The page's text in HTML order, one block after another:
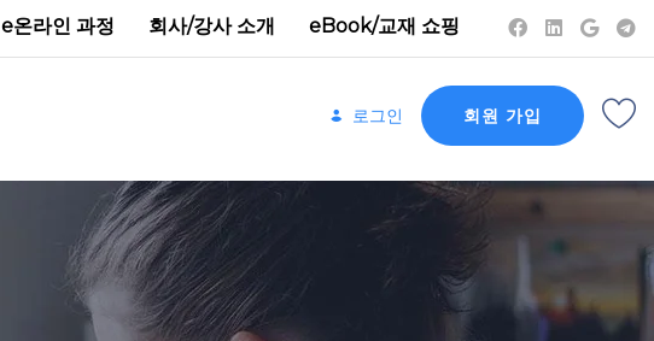
e온라인 과정 회사/강사 소개 eBook/교재 쇼핑
로그인 회원 가입